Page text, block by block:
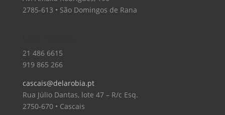
2785-613 • São Domingos de Rana
21 486 6615
919 865 266
cascais@delarobia.pt
Rua Júlio Dantas, lote 47 – R/c Esq.
2750-670 • Cascais